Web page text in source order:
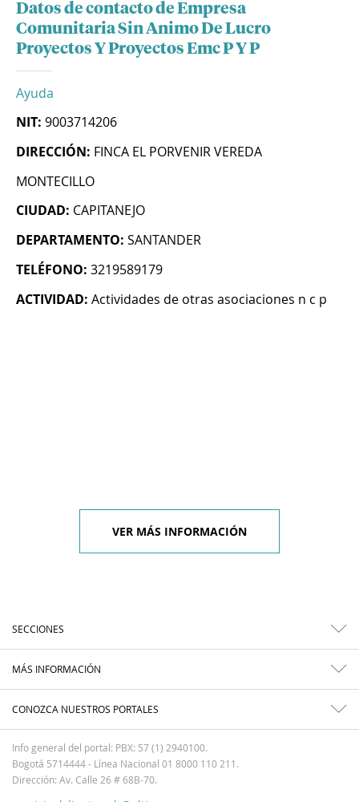
Datos de contacto de Empresa
Comunitaria Sin Animo De Lucro
Proyectos Y Proyectos Emc P Y P
Ayuda
NIT: 9003714206
DIRECCIÓN: FINCA EL PORVENIR VEREDA
MONTECILLO
CIUDAD: CAPITANEJO
DEPARTAMENTO: SANTANDER
TELÉFONO: 3219589179
ACTIVIDAD: Actividades de otras asociaciones n c p
VER MÁS INFORMACIÓN
SECCIONES
MÁS INFORMACIÓN
CONOZCA NUESTROS PORTALES
Info general del portal: PBX: 57 (1) 2940100.
Bogotá 5714444 - Línea Nacional 01 8000 110 211.
Dirección: Av. Calle 26 # 68B-70.